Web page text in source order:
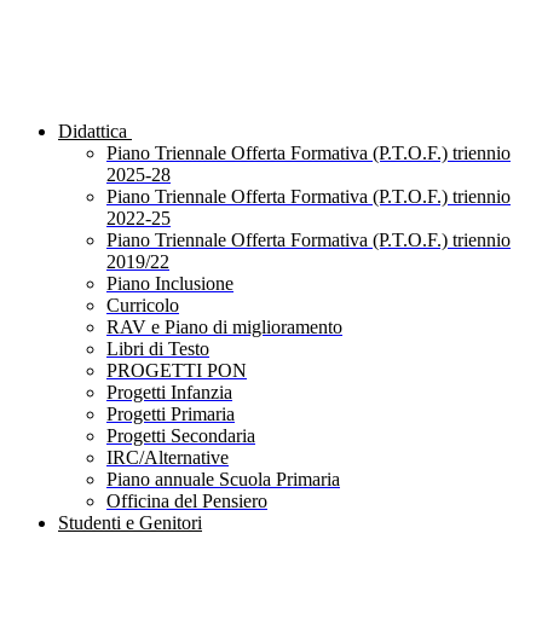
Didattica
Piano Triennale Offerta Formativa (P.T.O.F.) triennio
2025-28
Piano Triennale Offerta Formativa (P.T.O.F.) triennio
2022-25
Piano Triennale Offerta Formativa (P.T.O.F.) triennio
2019/22
Piano Inclusione
Curricolo
RAV e Piano di miglioramento
Libri di Testo
PROGETTI PON
Progetti Infanzia
Progetti Primaria
Progetti Secondaria
IRC/Alternative
Piano annuale Scuola Primaria
Officina del Pensiero
Studenti e Genitori